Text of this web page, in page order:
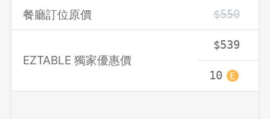
餐廳訂位原價 $550
EZTABLE 獨家優惠價
$539
10